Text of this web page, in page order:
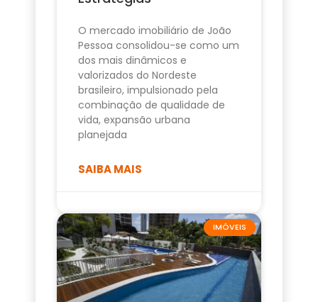
O mercado imobiliário de João
Pessoa consolidou-se como um
dos mais dinâmicos e
valorizados do Nordeste
brasileiro, impulsionado pela
combinação de qualidade de
vida, expansão urbana
planejada
SAIBA MAIS
IMÓVEIS